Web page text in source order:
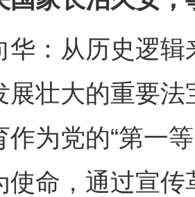
从历史逻辑
展壮大的重要
作为党的“第一
使命，通过宣